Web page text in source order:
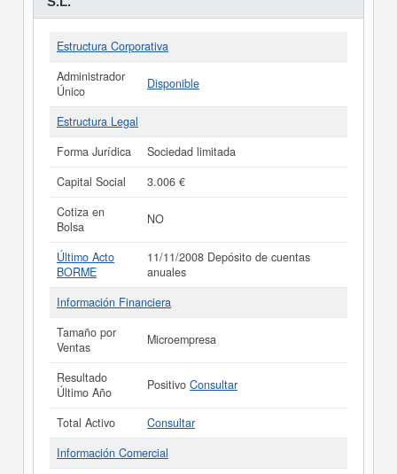
Estructura Corporativa
Administrador
Único
Disponible
Estructura Legal
Forma Jurídica
Sociedad limitada
Capital Social
3.006 €
Cotiza en
Bolsa
NO
Último Acto
BORME
11/11/2008 Depósito de cuentas
anuales
Información Financiera
Tamaño por
Ventas
Microempresa
Resultado
Último Año
Positivo Consultar
Total Activo
Consultar
Información Comercial